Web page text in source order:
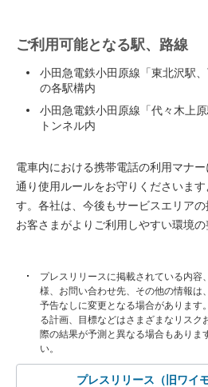
ご利用可能となる駅、路線
小田急電鉄小田原線「東北沢駅
の各駅構内
小田急電鉄小田原線「代々木上
トンネル内
電車内における携帯電話の利用マナ
通り使用ルールをお守りくださいま
す。各社は、今後もサービスエリア
お客さまがよりご利用しやすい環境の
プレスリリースに掲載されている内容
様、お問い合わせ先、その他の情報は
予告なしに変更となる場合があります
る計画、目標などはさまざまなリスク
際の結果が予測と異なる場合もありま
い。
プレスリリース（旧ワイ